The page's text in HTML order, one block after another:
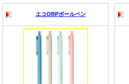
エコOBPボールペン